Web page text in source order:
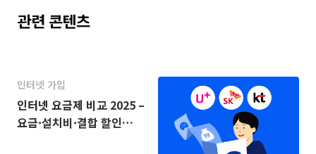
관련 콘텐츠
인터넷 가입
인터넷 요금제 비교 2025 –
요금·설치비·결합 할인